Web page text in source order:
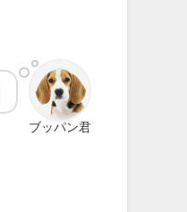
ブッパン君